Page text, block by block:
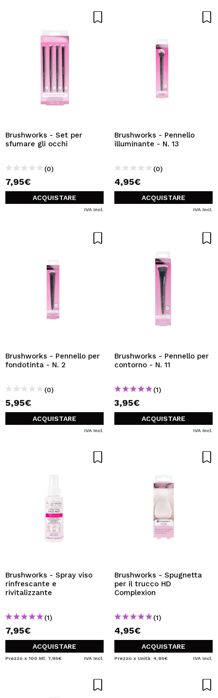
Brushworks - Set per
sfumare gli occhi
(0)
7,95€
ACQUISTARE
IVA Incl.
Brushworks - Pennello
illuminante - N. 13
(0)
4,95€
ACQUISTARE
IVA Incl.
Brushworks - Pennello per
fondotinta - N. 2
(0)
5,95€
ACQUISTARE
IVA Incl.
Brushworks - Pennello per
contorno - N. 11
(1)
3,95€
ACQUISTARE
IVA Incl.
Brushworks - Spray viso
rinfrescante e
rivitalizzante
(1)
7,95€
ACQUISTARE
Prezzo x 100 Ml: 7,95€ IVA Incl.
Brushworks - Spugnetta
per il trucco HD
Complexion
(1)
4,95€
ACQUISTARE
Prezzo x Unità: 4,95€ IVA Incl.